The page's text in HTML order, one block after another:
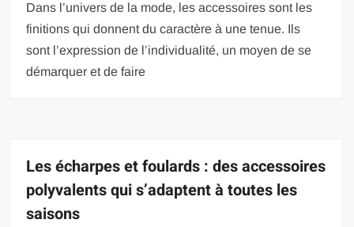
Dans l’univers de la mode, les accessoires sont les
finitions qui donnent du caractère à une tenue. Ils
sont l’expression de l’individualité, un moyen de se
démarquer et de faire
Les écharpes et foulards : des accessoires
polyvalents qui s’adaptent à toutes les
saisons